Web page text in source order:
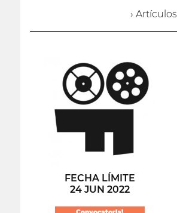
› Artículos
FECHA LÍMITE
24 JUN 2022